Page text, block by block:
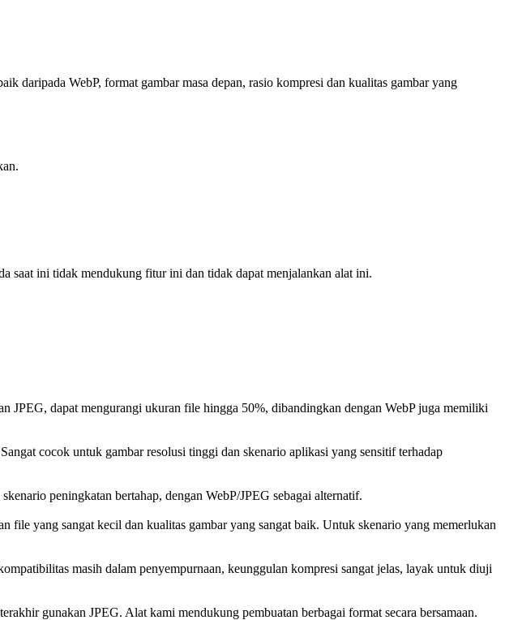
daripada WebP, format gambar masa depan, rasio kompresi dan kualitas gambar yang
saat ini tidak mendukung fitur ini dan tidak dapat menjalankan alat ini.
JPEG, dapat mengurangi ukuran file hingga 50%, dibandingkan dengan WebP juga memiliki
cocok untuk gambar resolusi tinggi dan skenario aplikasi yang sensitif terhadap
peningkatan bertahap, dengan WebP/JPEG sebagai alternatif.
file yang sangat kecil dan kualitas gambar yang sangat baik. Untuk skenario yang memerlukan
masih dalam penyempurnaan, keunggulan kompresi sangat jelas, layak untuk diuji
gunakan JPEG. Alat kami mendukung pembuatan berbagai format secara bersamaan.